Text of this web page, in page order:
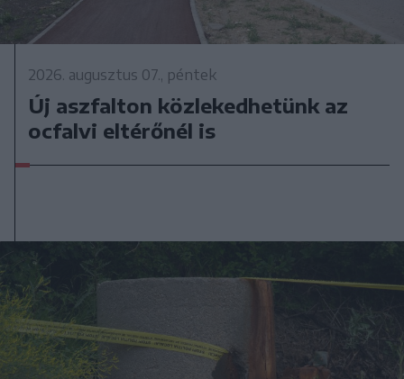
2026. augusztus 07., péntek
Új aszfalton közlekedhetünk az
ocfalvi eltérőnél is